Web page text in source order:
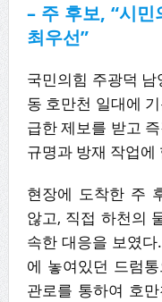
– 주 후보, “시
최우선”
국민의힘 주광덕
동 호만천 일대에
급한 제보를 받고
규명과 방재 작업에
현장에 도착한 주
않고, 직접 하천의
속한 대응을 보였
에 놓여있던 드럼
관로를 통하여 호